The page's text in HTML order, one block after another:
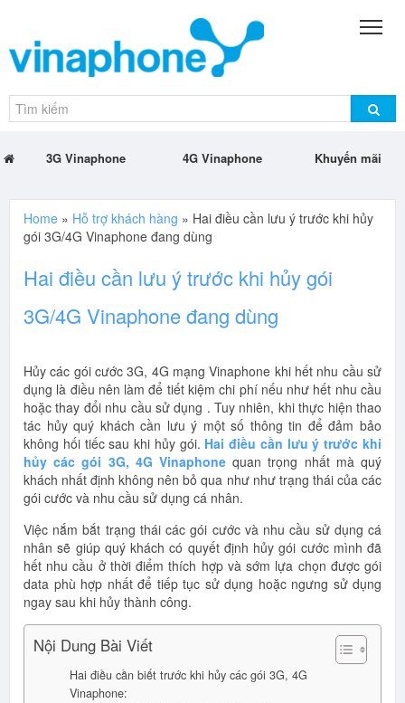
3G Vinaphone 4G Vinaphone Khuyến mãi
Home » Hỗ trợ khách hàng » Hai điều cần lưu ý trước khi hủy
gói 3G/4G Vinaphone đang dùng
Hai điều cần lưu ý trước khi hủy gói
3G/4G Vinaphone đang dùng
Hủy các gói cước 3G, 4G mạng Vinaphone khi hết nhu cầu sử
dụng là điều nên làm để tiết kiệm chi phí nếu như hết nhu cầu
hoặc thay đổi nhu cầu sử dụng . Tuy nhiên, khi thực hiện thao
tác hủy quý khách cần lưu ý một số thông tin để đảm bảo
không hối tiếc sau khi hủy gói. Hai điều cần lưu ý trước khi
hủy các gói 3G, 4G Vinaphone quan trọng nhất mà quý
khách nhất định không nên bỏ qua như như trạng thái của các
gói cước và nhu cầu sử dụng cá nhân.
Việc nắm bắt trạng thái các gói cước và nhu cầu sử dụng cá
nhân sẽ giúp quý khách có quyết định hủy gói cước mình đã
hết nhu cầu ở thời điểm thích hợp và sớm lựa chọn được gói
data phù hợp nhất để tiếp tục sử dụng hoặc ngưng sử dụng
ngay sau khi hủy thành công.
Nội Dung Bài Viết
Hai điều cần biết trước khi hủy các gói 3G, 4G
Vinaphone: